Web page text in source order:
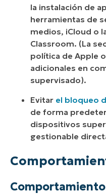
la instalación de
herramientas de
medios, iCloud o
Classroom. (La
política de Apple
adicionales en
supervisado).
Evitar el bloqueo
de forma
dispositivos
gestionable